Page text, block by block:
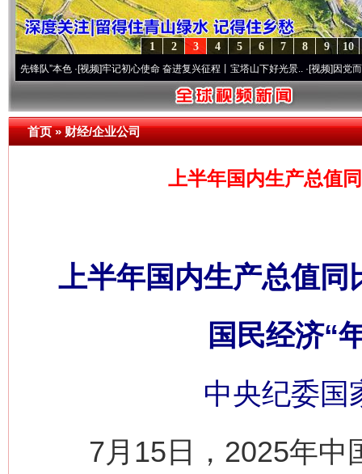
10
9
8
7
6
5
4
3
2
1
”本色·[视频]牢记初心使命 奋进复兴征程丨宝塔山下好光景..·[视频]因党而生 为党
首页»财经/企业公司
上半年国内生产总值
上半年国内生产总值同
国民经济“
中央纪委国
7月15日，2025年中国